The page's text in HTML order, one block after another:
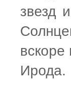
звезд
Ирода.